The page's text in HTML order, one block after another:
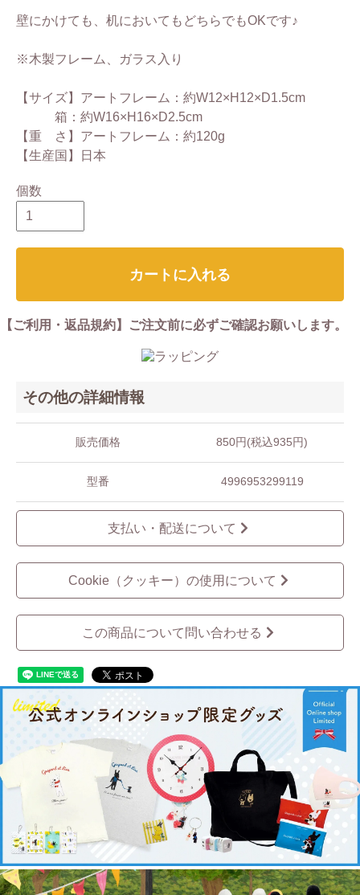
壁にかけても、机においてもどちらでもOKです♪
※木製フレーム、ガラス入り
【サイズ】アートフレーム：約W12×H12×D1.5cm
箱：約W16×H16×D2.5cm
【重 さ】アートフレーム：約120g
【生産国】日本
個数
カートに入れる
【ご利用・返品規約】ご注文前に必ずご確認お願いします。
その他の詳細情報
販売価格 850円(税込935円)
型番 4996953299119
支払い・配送について
Cookie（クッキー）の使用について
この商品について問い合わせる